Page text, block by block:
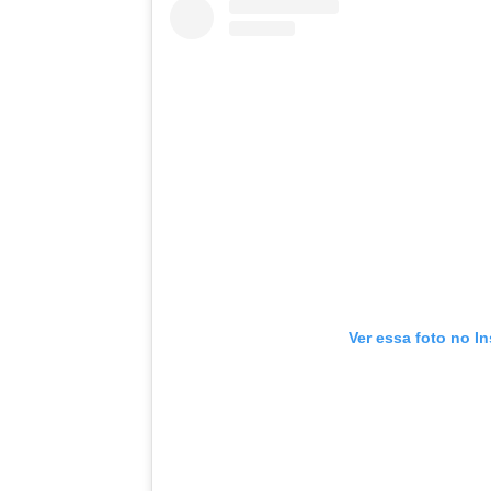
Ver essa foto no